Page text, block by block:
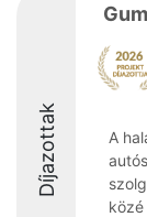
Díjazottak
A